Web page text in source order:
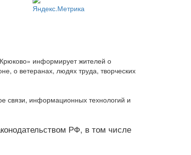
информирует жителей о
о ветеранах, людях труда, творческих
связи, информационных технологий и
РФ, в том числе